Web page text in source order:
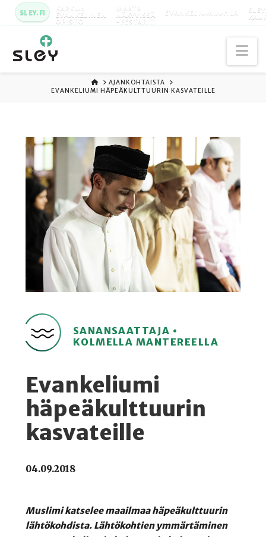
SLEY.FI KARKUN
EVANKELINEN
OPISTO
MAATA
NÄKYVISSÄ
-FESTARIT
EVANKELIUMIJUHLA
ETUSIVU
AJANKOHTAISTA
EVANKELIUMI HÄPEÄKULTTUURIN KASVATEILLE
SANANSAATTAJA •
KOLMELLA MANTEREELLA
Evankeliumi
häpeäkulttuurin
kasvateille
04.09.2018
Muslimi katselee maailmaa häpeäkulttuurin
lähtökohdista. Lähtökohtien ymmärtäminen